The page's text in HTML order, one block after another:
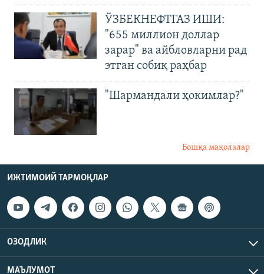
ЎЗБЕКНЕФТГАЗ ИШИ:
"655 миллион доллар
зарар" ва айбловларни рад
этган собиқ раҳбар
"Шармандали ҳокимлар?"
Бошқа мақолалар
ИЖТИМОИЙ ТАРМОҚЛАР
ОЗОДЛИК
МАЪЛУМОТ